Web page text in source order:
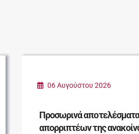
06 Αυγούστου 2026
Προσωρινά
απορριπτέων της